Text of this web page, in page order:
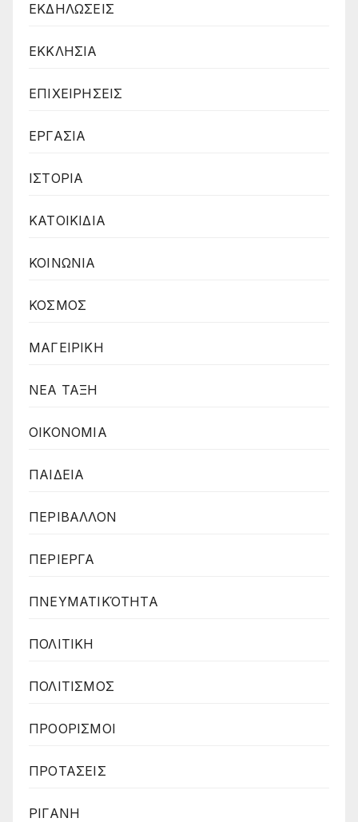
ΕΚΔΗΛΩΣΕΙΣ
ΕΚΚΛΗΣΙΑ
ΕΠΙΧΕΙΡΗΣΕΙΣ
ΕΡΓΑΣΙΑ
ΙΣΤΟΡΙΑ
ΚΑΤΟΙΚΙΔΙΑ
ΚΟΙΝΩΝΙΑ
ΚΟΣΜΟΣ
ΜΑΓΕΙΡΙΚΗ
ΝΕΑ ΤΑΞΗ
ΟΙΚΟΝΟΜΙΑ
ΠΑΙΔΕΙΑ
ΠΕΡΙΒΑΛΛΟΝ
ΠΕΡΙΕΡΓΑ
ΠΝΕΥΜΑΤΙΚΌΤΗΤΑ
ΠΟΛΙΤΙΚΗ
ΠΟΛΙΤΙΣΜΟΣ
ΠΡΟΟΡΙΣΜΟΙ
ΠΡΟΤΑΣΕΙΣ
ΡΙΓΑΝΗ